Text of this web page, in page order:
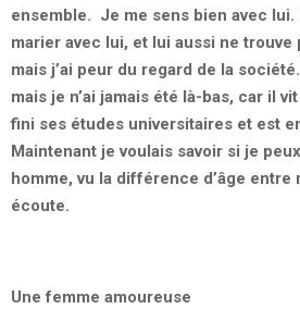
ensemble. Je me sens bien avec lui.
marier avec lui, et lui aussi ne trouve
mais j’ai peur du regard de la
mais je n’ai jamais été là-bas, car il
fini ses études universitaires et est
Maintenant je voulais savoir si je
homme, vu la différence d’âge entre
écoute.
Une femme amoureuse